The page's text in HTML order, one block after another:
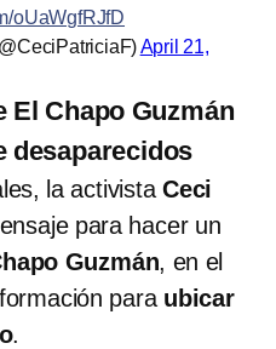
oUaWgfRJfD
April 21,
El Chapo Guzmán
desaparecidos
la activista Ceci
para hacer un
Guzmán, en el
para ubicar
.